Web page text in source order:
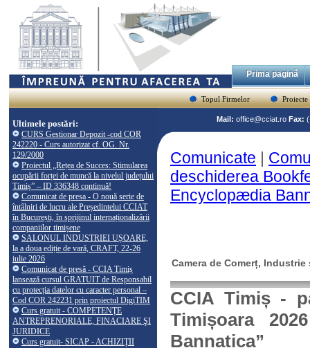
Prima pagină
Topul Firmelor Proiecte
Ultimele postări:
CURS Gestionar Depozit -cod COR
242220 - Curs autorizat cf. OG. Nr.
129/2000
Proiectul „Rețea de Succes: Stimularea
ocupării forței de muncă la nivelul județului
Timiș” – ID 336348 continuă!
Comunicat de presa - O nouă serie de
întâlniri de lucru ale Președintelui CCIAT
în București, în sprijinul internaționalizării
companiilor timișene
SALONUL INDUSTRIEI UȘOARE,
la a doua ediție de vară, CRAFT, 22-26
iulie 2026
Comunicat de presă - CCIA Timiș
lansează cursul GRATUIT de Responsabil
cu protecția datelor cu caracter personal –
Cod COR 242231 prin proiectul DigiTIM
Curs gratuit - COMPETENŢE
ANTREPRENORIALE, FINACIARE ŞI
JURIDICE
Curs gratuit- SICAP - ACHIZIŢII
Mail: office@cciat.ro Fax:
Comunicate |
deschiderea
Encyclopædia
Camera de Comerț,
CCIA Timiș -
Timișoara
Bannatica”